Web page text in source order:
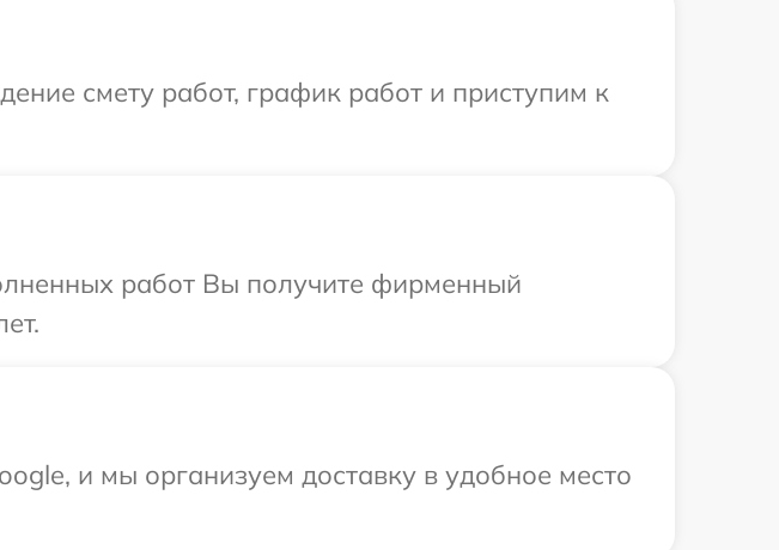
смету работ, график работ и приступим к
работ Вы получите фирменный
и мы организуем доставку в удобное место